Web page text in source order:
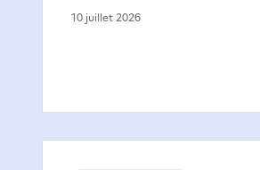
10 juillet 2026